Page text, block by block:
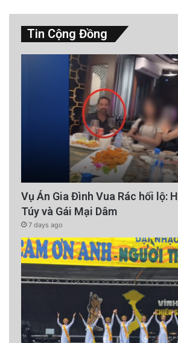
Tin Cộng Đồng
Vụ Án Gia Đình Vua Rác hối lộ:
Túy và Gái Mại Dâm
7 days ago